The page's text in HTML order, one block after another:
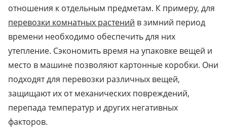
отношения к отдельным предметам. К примеру, для
перевозки комнатных растений в зимний период
времени необходимо обеспечить для них
утепление. Сэкономить время на упаковке вещей и
место в машине позволяют картонные коробки. Они
подходят для перевозки различных вещей,
защищают их от механических повреждений,
перепада температур и других негативных
факторов.